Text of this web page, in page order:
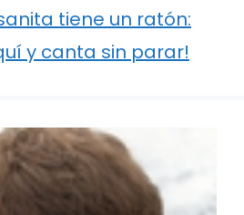
tiene un ratón:
y canta sin parar!